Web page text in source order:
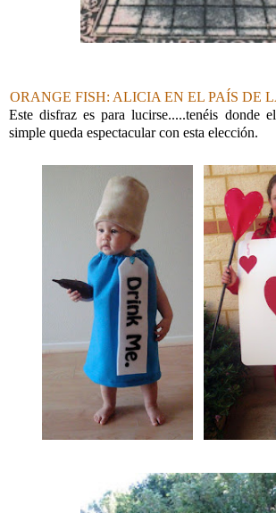
ORANGE FISH: ALICIA EN EL PAÍS DE
Este disfraz es para lucirse.....tenéis donde
simple queda espectacular con esta elección.